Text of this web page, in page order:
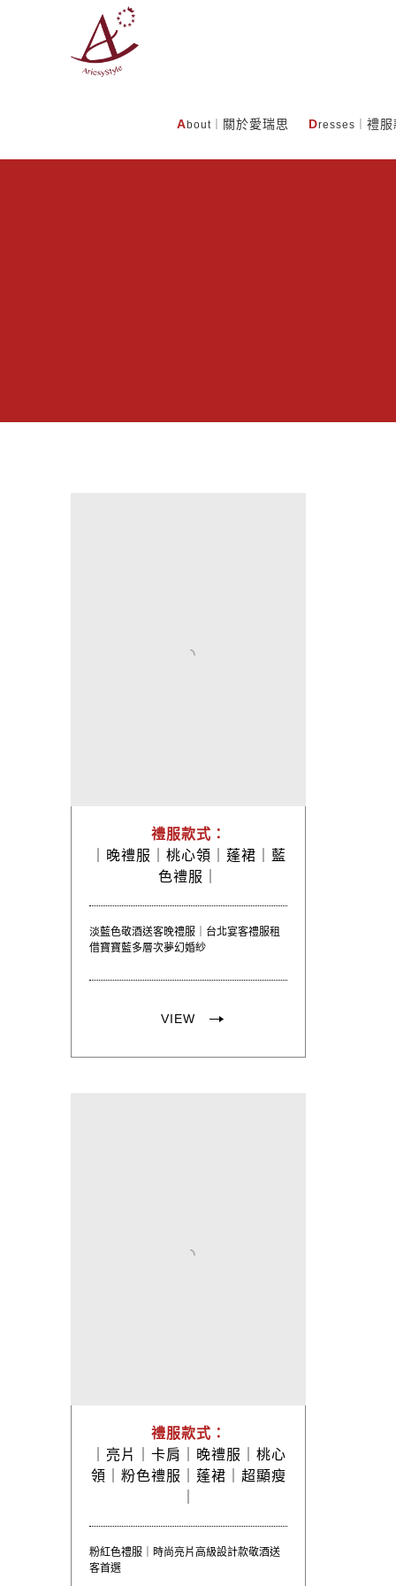
About｜ 關於愛瑞思 Dresses｜ 禮服
禮服款式：
晚禮服｜ 桃心領｜ 蓬裙｜ 藍
色禮服｜
淡藍色敬酒送客晚禮服｜台北宴客禮服租
借寶寶藍多層次夢幻婚紗
VIEW
禮服款式：
亮片｜ 卡肩｜ 晚禮服｜ 桃心
領｜ 粉色禮服｜ 蓬裙｜ 超顯瘦
粉紅色禮服｜時尚亮片高級設計款敬酒送
客首選